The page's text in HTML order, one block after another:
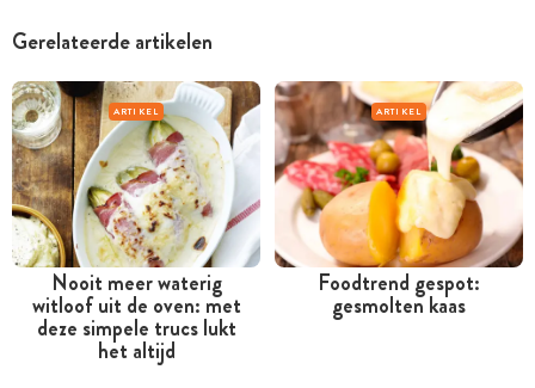
Gerelateerde artikelen
ARTIKEL
Nooit meer waterig
witloof uit de oven: met
deze simpele trucs lukt
het altijd
ARTIKEL
Foodtrend gespot:
gesmolten kaas